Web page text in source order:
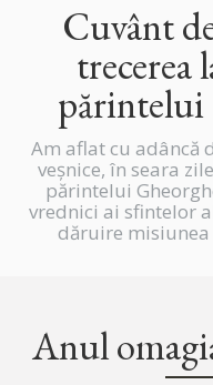
Cuvânt
trecerea
părintelui
Am aflat cu adâncă
veșnice, în seara
părintelui
vrednici ai sfintelor
dăruire misiunea
Anul